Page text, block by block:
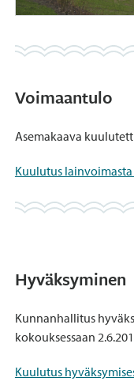
Voimaantulo
Asemakaava
Kuulutus
Hyväksyminen
Kunnanhallitus
kokouksessaan
Kuulutus